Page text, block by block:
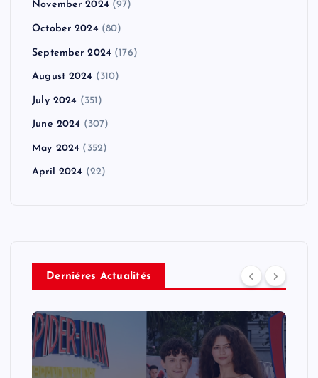
November 2024 (97)
October 2024 (80)
September 2024 (176)
August 2024 (310)
July 2024 (351)
June 2024 (307)
May 2024 (352)
April 2024 (22)
Derniéres Actualités